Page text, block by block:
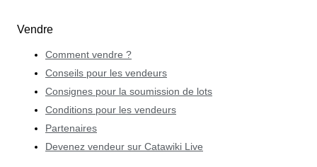
Vendre
Comment vendre ?
Conseils pour les vendeurs
Consignes pour la soumission de lots
Conditions pour les vendeurs
Partenaires
Devenez vendeur sur Catawiki Live